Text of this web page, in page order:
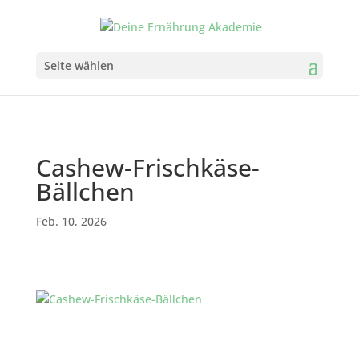
Seite wählen
Cashew-Frischkäse-
Bällchen
Feb. 10, 2026